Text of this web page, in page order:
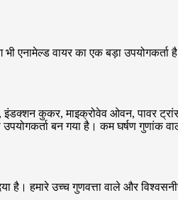
भी एनामेल्ड वायर का एक बड़ा
कुकर, माइक्रोवेव ओवन, पावर
बन गया है। कम घर्षण गुणांक
है। हमारे उच्च गुणवत्ता वाले और